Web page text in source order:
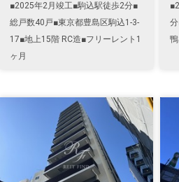
■2025年2月竣工■駒込駅徒歩2分■
総戸数40戸■東京都豊島区駒込1-3-
17■地上15階 RC造■フリーレント1
ヶ月